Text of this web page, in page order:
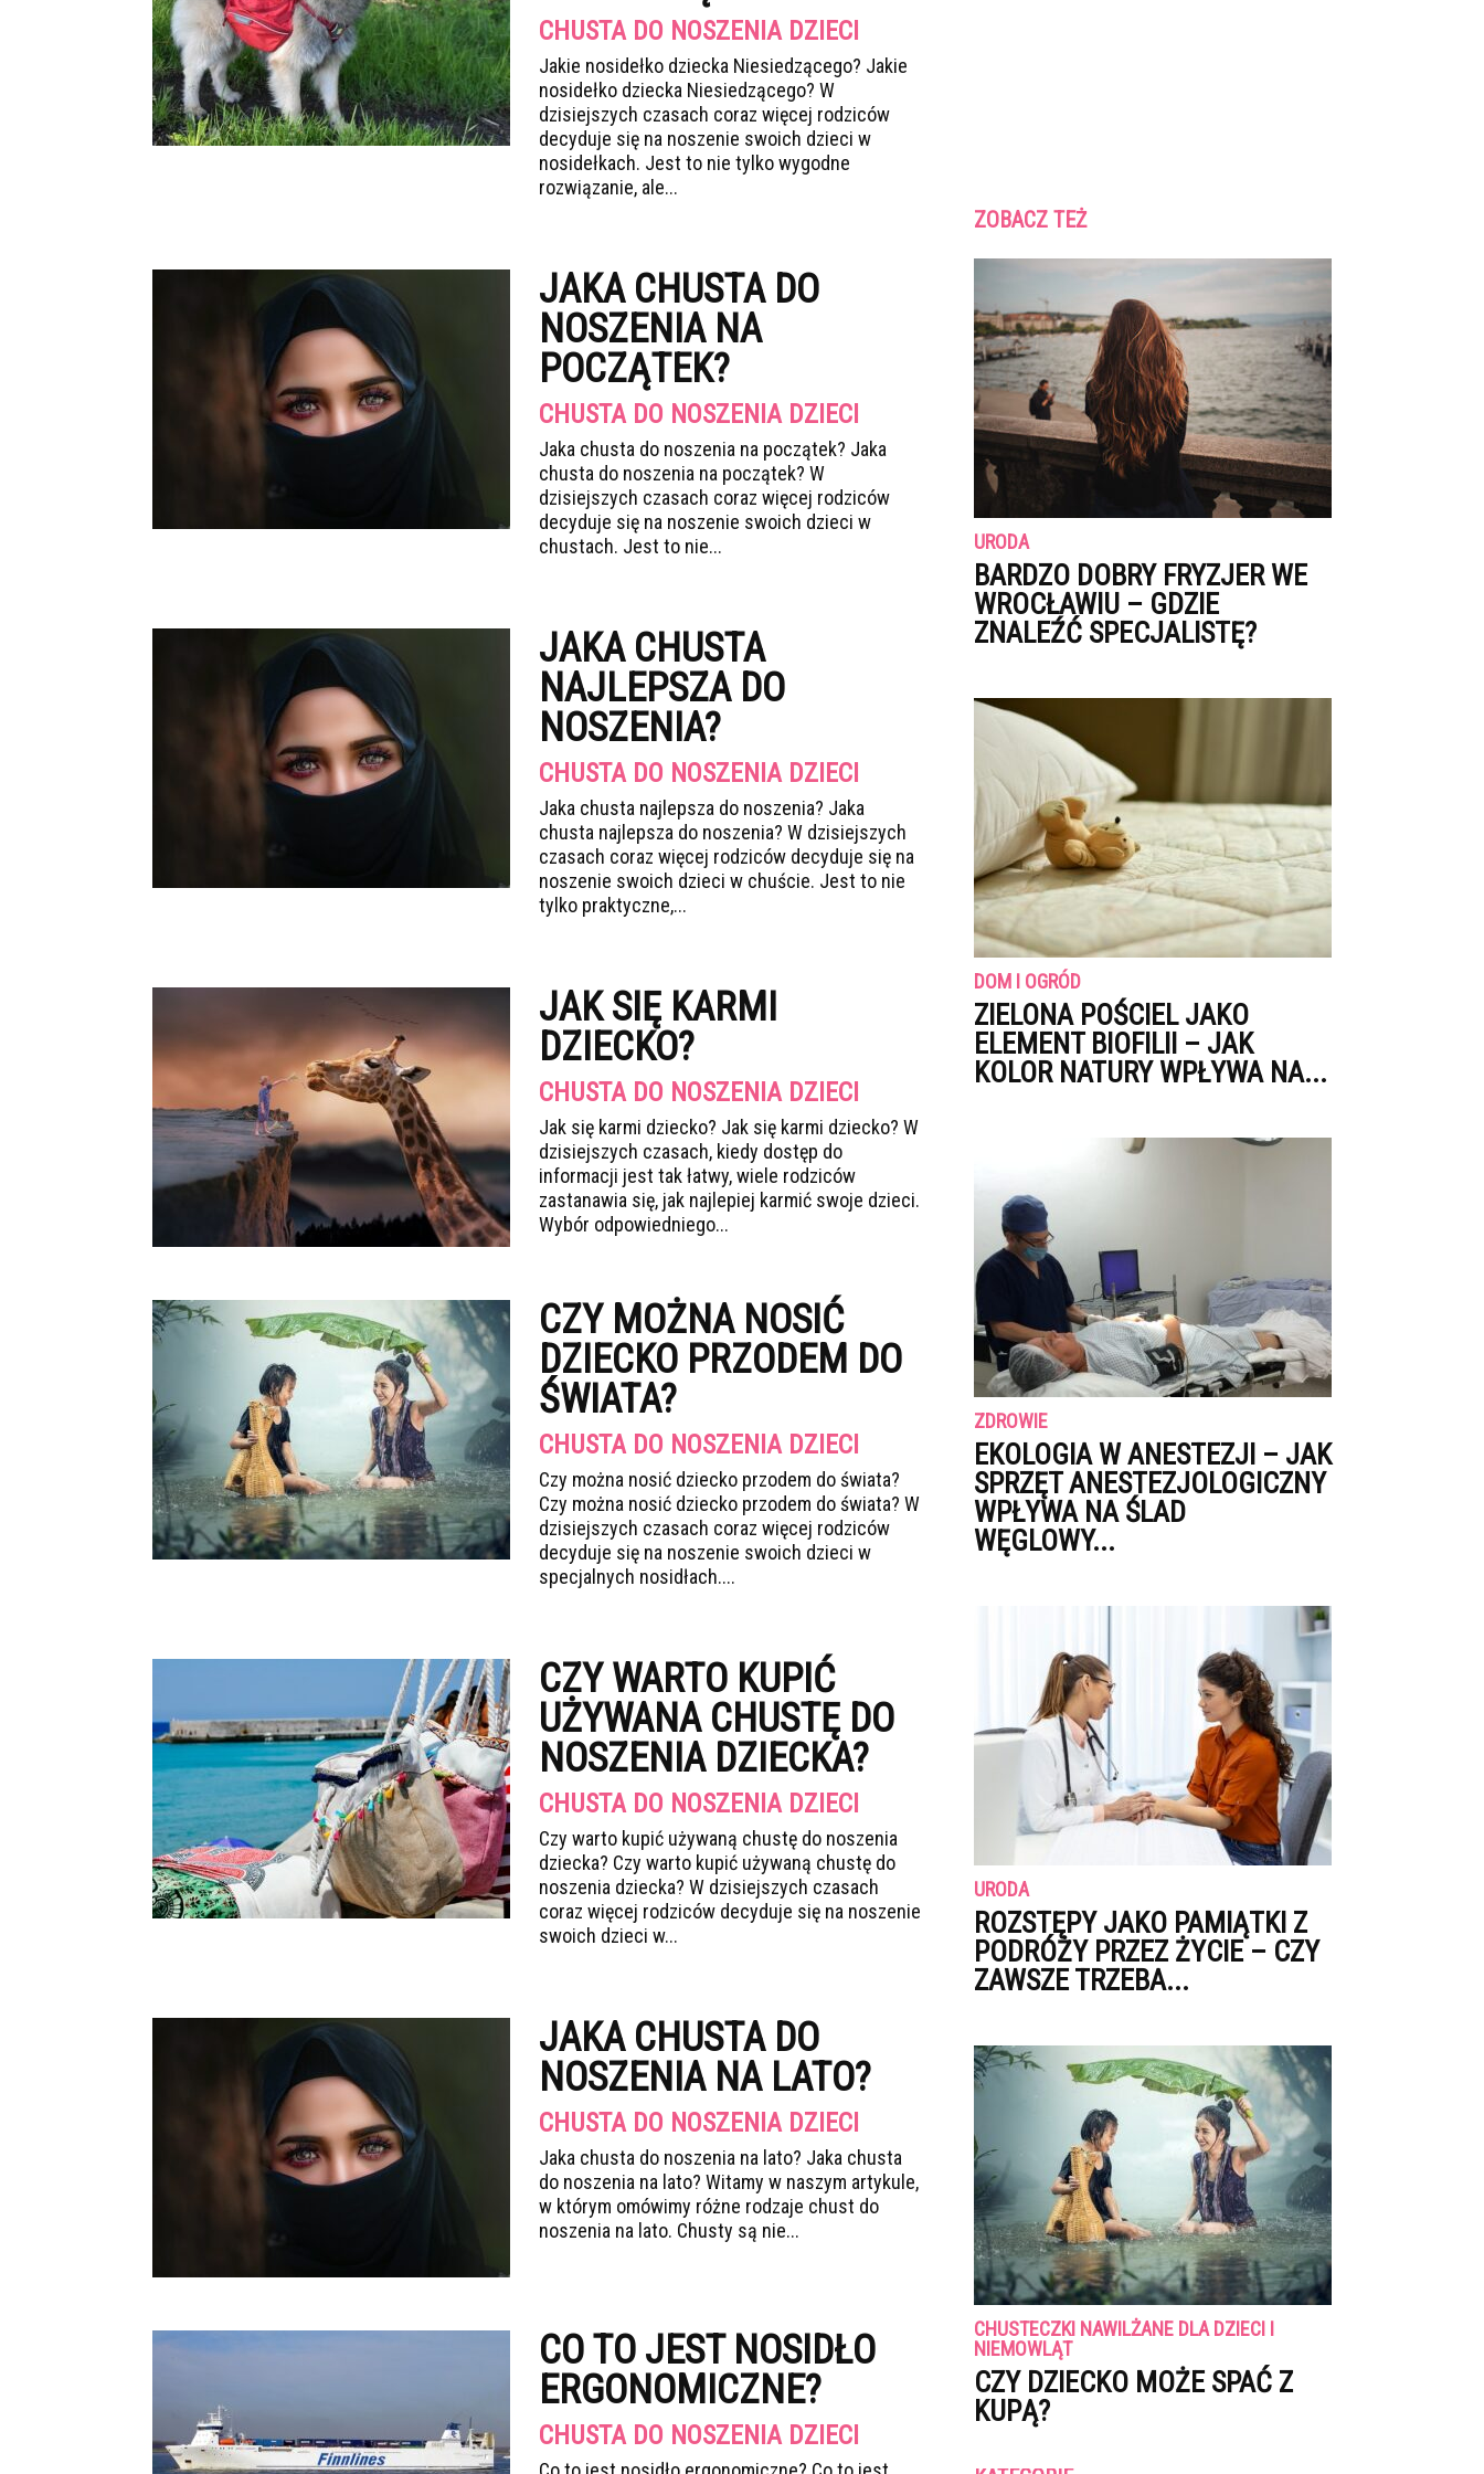
CHUSTA DO NOSZENIA DZIECI
Jakie nosidełko dziecka Niesiedzącego? Jakie
nosidełko dziecka Niesiedzącego? W
dzisiejszych czasach coraz więcej rodziców
decyduje się na noszenie swoich dzieci w
nosidełkach. Jest to nie tylko wygodne
rozwiązanie, ale...
JAKA CHUSTA DO
NOSZENIA NA
POCZĄTEK?
CHUSTA DO NOSZENIA DZIECI
Jaka chusta do noszenia na początek? Jaka
chusta do noszenia na początek? W
dzisiejszych czasach coraz więcej rodziców
decyduje się na noszenie swoich dzieci w
chustach. Jest to nie...
JAKA CHUSTA
NAJLEPSZA DO
NOSZENIA?
CHUSTA DO NOSZENIA DZIECI
Jaka chusta najlepsza do noszenia? Jaka
chusta najlepsza do noszenia? W dzisiejszych
czasach coraz więcej rodziców decyduje się na
noszenie swoich dzieci w chuście. Jest to nie
tylko praktyczne,...
JAK SIĘ KARMI
DZIECKO?
CHUSTA DO NOSZENIA DZIECI
Jak się karmi dziecko? Jak się karmi dziecko? W
dzisiejszych czasach, kiedy dostęp do
informacji jest tak łatwy, wiele rodziców
zastanawia się, jak najlepiej karmić swoje dzieci.
Wybór odpowiedniego...
CZY MOŻNA NOSIĆ
DZIECKO PRZODEM DO
ŚWIATA?
CHUSTA DO NOSZENIA DZIECI
Czy można nosić dziecko przodem do świata?
Czy można nosić dziecko przodem do świata? W
dzisiejszych czasach coraz więcej rodziców
decyduje się na noszenie swoich dzieci w
specjalnych nosidłach....
CZY WARTO KUPIĆ
UŻYWANA CHUSTĘ DO
NOSZENIA DZIECKA?
CHUSTA DO NOSZENIA DZIECI
Czy warto kupić używaną chustę do noszenia
dziecka? Czy warto kupić używaną chustę do
noszenia dziecka? W dzisiejszych czasach
coraz więcej rodziców decyduje się na noszenie
swoich dzieci w...
JAKA CHUSTA DO
NOSZENIA NA LATO?
CHUSTA DO NOSZENIA DZIECI
Jaka chusta do noszenia na lato? Jaka chusta
do noszenia na lato? Witamy w naszym artykule,
w którym omówimy różne rodzaje chust do
noszenia na lato. Chusty są nie...
CO TO JEST NOSIDŁO
ERGONOMICZNE?
CHUSTA DO NOSZENIA DZIECI
ZOBACZ TEŻ
URODA
BARDZO DOBRY FRYZJER WE
WROCŁAWIU – GDZIE
ZNALEŹĆ SPECJALISTĘ?
DOM I OGRÓD
ZIELONA POŚCIEL JAKO
ELEMENT BIOFILII – JAK
KOLOR NATURY WPŁYWA NA...
ZDROWIE
EKOLOGIA W ANESTEZJI – JAK
SPRZĘT ANESTEZJOLOGICZNY
WPŁYWA NA ŚLAD
WĘGLOWY...
URODA
ROZSTĘPY JAKO PAMIĄTKI Z
PODRÓŻY PRZEZ ŻYCIE – CZY
ZAWSZE TRZEBA...
CHUSTECZKI NAWILŻANE DLA DZIECI I
NIEMOWLĄT
CZY DZIECKO MOŻE SPAĆ Z
KUPĄ?